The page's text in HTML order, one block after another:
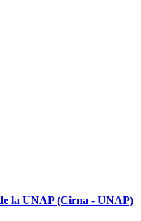
la UNAP (Cirna - UNAP)